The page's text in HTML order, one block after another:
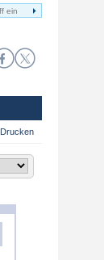
Drucken